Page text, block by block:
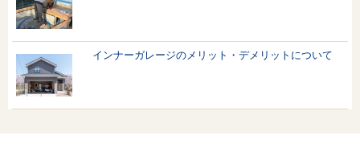
インナーガレージのメリット・デメリットについて